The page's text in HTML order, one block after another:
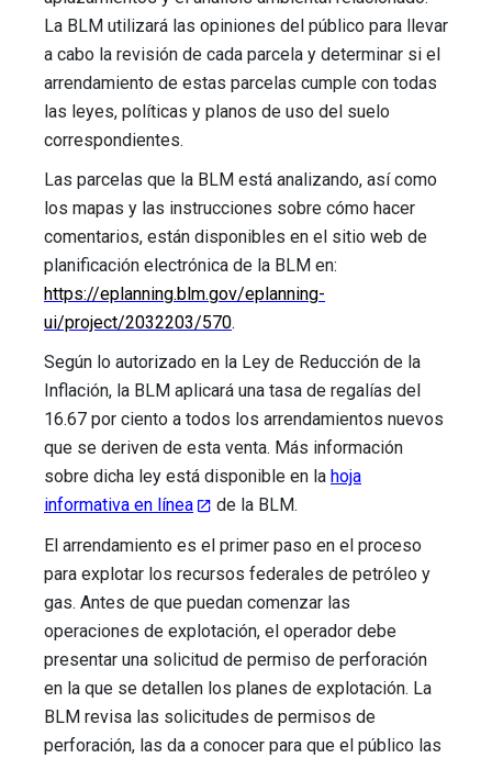
La BLM utilizará las opiniones del público para llevar
a cabo la revisión de cada parcela y determinar si el
arrendamiento de estas parcelas cumple con todas
las leyes, políticas y planos de uso del suelo
correspondientes.
Las parcelas que la BLM está analizando, así como
los mapas y las instrucciones sobre cómo hacer
comentarios, están disponibles en el sitio web de
planificación electrónica de la BLM en:
https://eplanning.blm.gov/eplanning-
ui/project/2032203/570.
Según lo autorizado en la Ley de Reducción de la
Inflación, la BLM aplicará una tasa de regalías del
16.67 por ciento a todos los arrendamientos nuevos
que se deriven de esta venta. Más información
sobre dicha ley está disponible en la hoja
informativa en línea
de la BLM.
El arrendamiento es el primer paso en el proceso
para explotar los recursos federales de petróleo y
gas. Antes de que puedan comenzar las
operaciones de explotación, el operador debe
presentar una solicitud de permiso de perforación
en la que se detallen los planes de explotación. La
BLM revisa las solicitudes de permisos de
perforación, las da a conocer para que el público las